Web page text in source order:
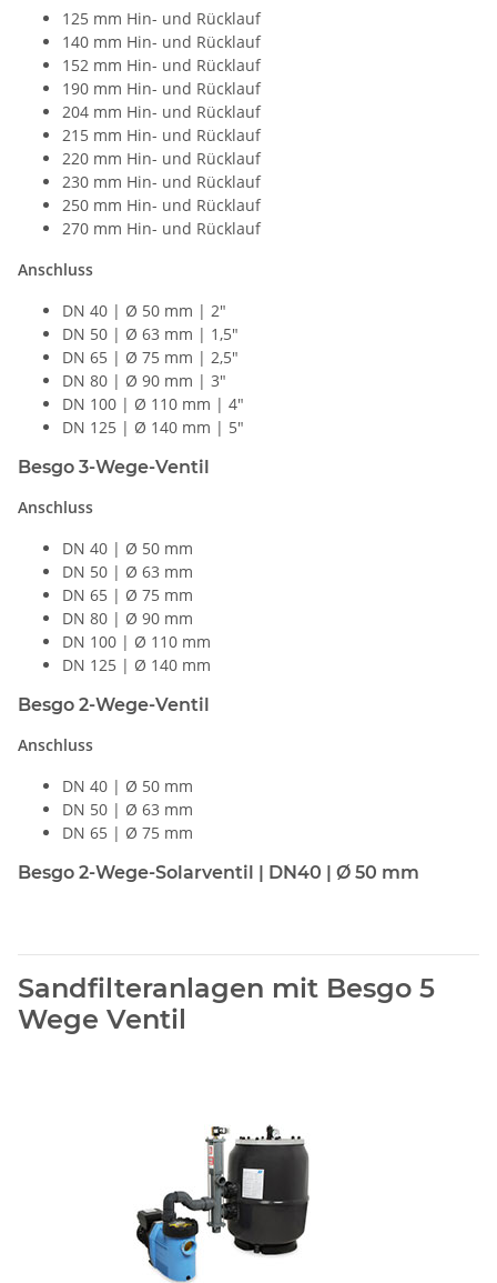
125 mm Hin- und Rücklauf
140 mm Hin- und Rücklauf
152 mm Hin- und Rücklauf
190 mm Hin- und Rücklauf
204 mm Hin- und Rücklauf
215 mm Hin- und Rücklauf
220 mm Hin- und Rücklauf
230 mm Hin- und Rücklauf
250 mm Hin- und Rücklauf
270 mm Hin- und Rücklauf
Anschluss
DN 40 | Ø 50 mm | 2"
DN 50 | Ø 63 mm | 1,5"
DN 65 | Ø 75 mm | 2,5"
DN 80 | Ø 90 mm | 3"
DN 100 | Ø 110 mm | 4"
DN 125 | Ø 140 mm | 5"
Besgo 3-Wege-Ventil
Anschluss
DN 40 | Ø 50 mm
DN 50 | Ø 63 mm
DN 65 | Ø 75 mm
DN 80 | Ø 90 mm
DN 100 | Ø 110 mm
DN 125 | Ø 140 mm
Besgo 2-Wege-Ventil
Anschluss
DN 40 | Ø 50 mm
DN 50 | Ø 63 mm
DN 65 | Ø 75 mm
Besgo 2-Wege-Solarventil | DN40 | Ø 50 mm
Sandfilteranlagen mit Besgo 5
Wege Ventil